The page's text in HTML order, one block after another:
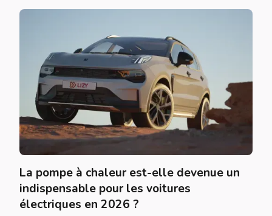
La pompe à chaleur est-elle devenue un
indispensable pour les voitures
électriques en 2026 ?